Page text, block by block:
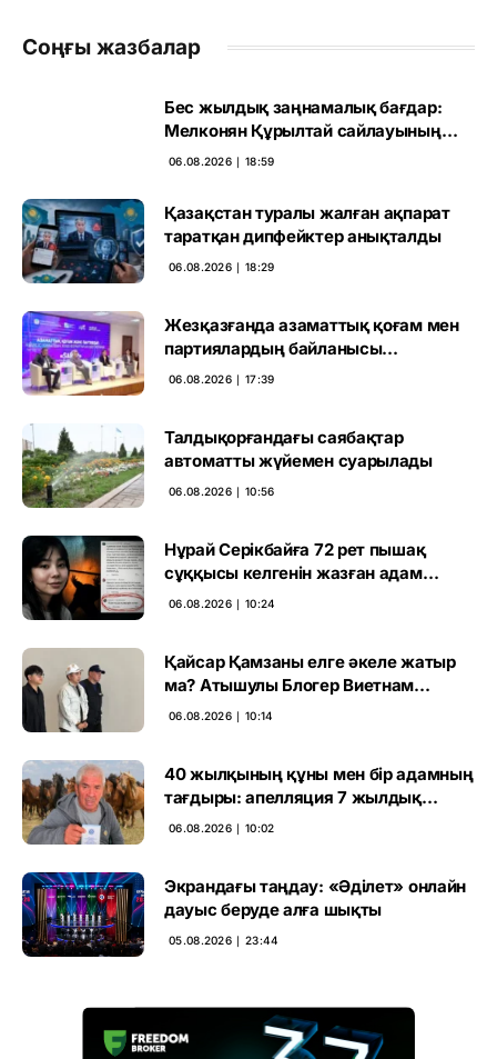
Соңғы жазбалар
Бес жылдық заңнамалық бағдар:
Мелконян Құрылтай сайлауының
маңызын бағалады
06.08.2026 ∣ 18:59
Қазақстан туралы жалған ақпарат
таратқан дипфейктер анықталды
06.08.2026 ∣ 18:29
Жезқазғанда азаматтық қоғам мен
партиялардың байланысы
талқыланды
06.08.2026 ∣ 17:39
Талдықорғандағы саябақтар
автоматты жүйемен суарылады
06.08.2026 ∣ 10:56
Нұрай Серікбайға 72 рет пышақ
сұққысы келгенін жазған адам
ұсталды
06.08.2026 ∣ 10:24
Қайсар Қамзаны елге әкеле жатыр
ма? Атышулы Блогер Виетнам
әуежайында көзге түсті
06.08.2026 ∣ 10:14
40 жылқының құны мен бір адамның
тағдыры: апелляция 7 жылдық
үкімді бұзды
06.08.2026 ∣ 10:02
Экрандағы таңдау: «Әділет» онлайн
дауыс беруде алға шықты
05.08.2026 ∣ 23:44